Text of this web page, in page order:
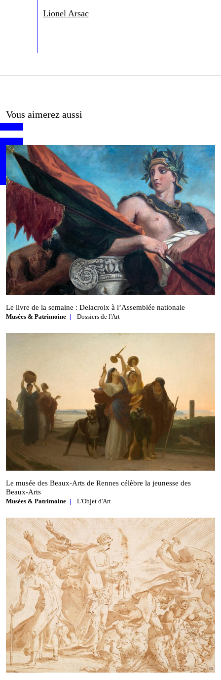
Lionel Arsac
Vous aimerez aussi
Le livre de la semaine : Delacroix à l’Assemblée nationale
Musées & Patrimoine Dossiers de l'Art
Le musée des Beaux‑Arts de Rennes célèbre la jeunesse des
Beaux‑Arts
Musées & Patrimoine L'Objet d'Art